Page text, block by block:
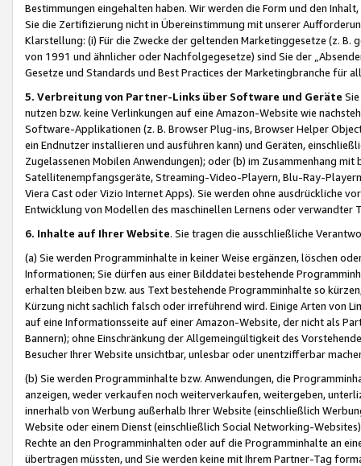
Bestimmungen eingehalten haben. Wir werden die Form und den
Sie die Zertifizierung nicht in Übereinstimmung mit unserer
Klarstellung: (i) Für die Zwecke der geltenden Marketinggesetze (z. B.
von 1991 und ähnlicher oder Nachfolgegesetze) sind Sie der
Gesetze und Standards und Best Practices der Marketingbranche für
5. Verbreitung von Partner-Links über Software und Geräte
nutzen bzw. keine Verlinkungen auf eine Amazon-Website wie
Software-Applikationen (z. B. Browser Plug-ins, Browser Helper
ein Endnutzer installieren und ausführen kann) und Geräten,
Zugelassenen Mobilen Anwendungen); oder (b) im Zusammenhang
Satellitenempfangsgeräte, Streaming-Video-Playern, Blu-Ray-
Viera Cast oder Vizio Internet Apps). Sie werden ohne ausdrückliche
Entwicklung von Modellen des maschinellen Lernens oder
6. Inhalte auf Ihrer Website. Sie tragen die ausschließliche
(a) Sie werden Programminhalte in keiner Weise ergänzen, löschen
Informationen; Sie dürfen aus einer Bilddatei bestehende
erhalten bleiben bzw. aus Text bestehende Programminhalte so
Kürzung nicht sachlich falsch oder irreführend wird. Einige Arten von
auf eine Informationsseite auf einer Amazon-Website, der nicht als
Bannern); ohne Einschränkung der Allgemeingültigkeit des
Besucher Ihrer Website unsichtbar, unlesbar oder unentzifferbar
(b) Sie werden Programminhalte bzw. Anwendungen, die
anzeigen, weder verkaufen noch weiterverkaufen, weitergeben,
innerhalb von Werbung außerhalb Ihrer Website (einschließlich
Website oder einem Dienst (einschließlich Social Networking-
Rechte an den Programminhalten oder auf die Programminhalte an
übertragen müssten, und Sie werden keine mit Ihrem Partner-Tag